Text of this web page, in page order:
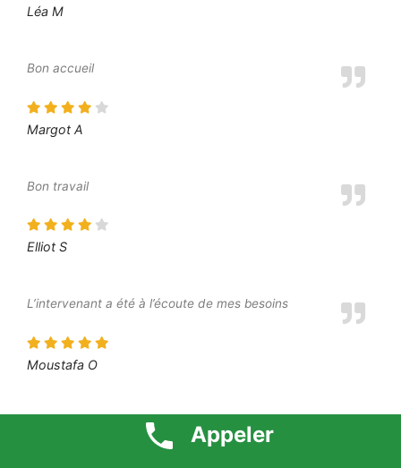
Léa M
Bon accueil
Margot A
Bon travail
Elliot S
L’intervenant a été à l’écoute de mes besoins
Moustafa O
Je suis très content du résultat finalAppeler